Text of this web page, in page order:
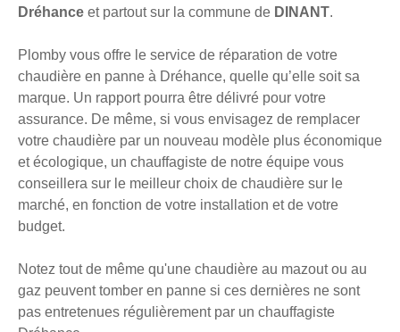
Dréhance et partout sur la commune de DINANT.
Plomby vous offre le service de réparation de votre
chaudière en panne à Dréhance, quelle qu’elle soit sa
marque. Un rapport pourra être délivré pour votre
assurance. De même, si vous envisagez de remplacer
votre chaudière par un nouveau modèle plus économique
et écologique, un chauffagiste de notre équipe vous
conseillera sur le meilleur choix de chaudière sur le
marché, en fonction de votre installation et de votre
budget.
Notez tout de même qu'une chaudière au mazout ou au
gaz peuvent tomber en panne si ces dernières ne sont
pas entretenues régulièrement par un chauffagiste